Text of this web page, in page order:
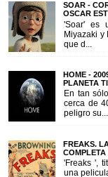
SOAR -
OSCAR
'Soar' es
Miyazaki y
que d...
HOME -
PLANETA
En tan
cerca de
peligro su...
FREAKS.
'Freaks ',
una